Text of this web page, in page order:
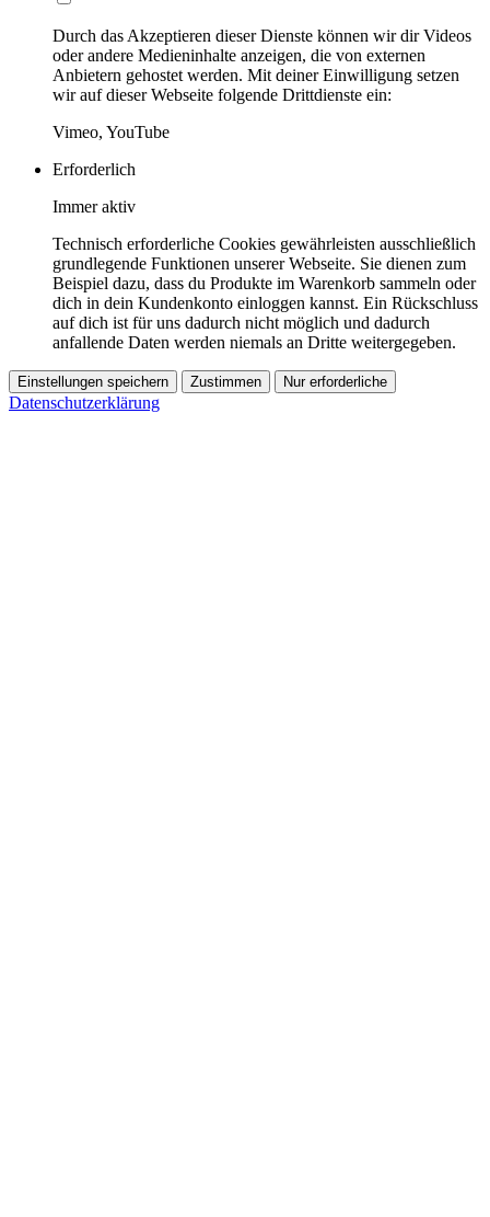
Durch das Akzeptieren dieser Dienste können wir dir Videos
oder andere Medieninhalte anzeigen, die von externen
Anbietern gehostet werden. Mit deiner Einwilligung setzen
wir auf dieser Webseite folgende Drittdienste ein:
Vimeo, YouTube
Erforderlich
Immer aktiv
Technisch erforderliche Cookies gewährleisten ausschließlich
grundlegende Funktionen unserer Webseite. Sie dienen zum
Beispiel dazu, dass du Produkte im Warenkorb sammeln oder
dich in dein Kundenkonto einloggen kannst. Ein Rückschluss
auf dich ist für uns dadurch nicht möglich und dadurch
anfallende Daten werden niemals an Dritte weitergegeben.
Einstellungen speichern Zustimmen Nur erforderliche
Datenschutzerklärung